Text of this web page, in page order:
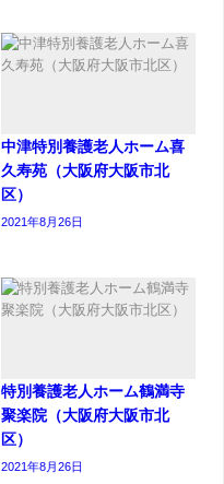
中津特別養護老人ホーム喜
久寿苑（大阪府大阪市北
区）
2021年8月26日
特別養護老人ホーム鶴満寺
聚楽院（大阪府大阪市北
区）
2021年8月26日